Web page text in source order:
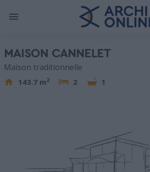
MAISON CANNELET
Maison traditionnelle
143.7 m2 2 1